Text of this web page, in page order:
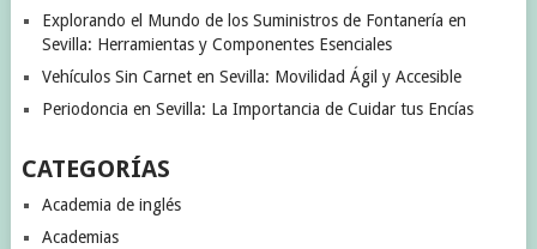
Explorando el Mundo de los Suministros de Fontanería en
Sevilla: Herramientas y Componentes Esenciales
Vehículos Sin Carnet en Sevilla: Movilidad Ágil y Accesible
Periodoncia en Sevilla: La Importancia de Cuidar tus Encías
CATEGORÍAS
Academia de inglés
Academias